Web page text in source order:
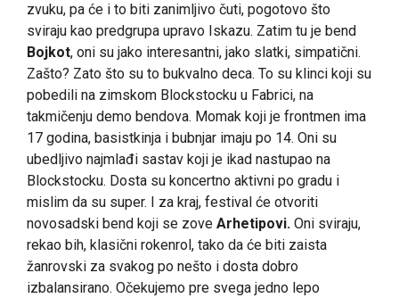
zvuku, pa će i to biti zanimljivo čuti, pogotovo što
sviraju kao predgrupa upravo Iskazu. Zatim tu je bend
Bojkot, oni su jako interesantni, jako slatki, simpatični.
Zašto? Zato što su to bukvalno deca. To su klinci koji su
pobedili na zimskom Blockstocku u Fabrici, na
takmičenju demo bendova. Momak koji je frontmen ima
17 godina, basistkinja i bubnjar imaju po 14. Oni su
ubedljivo najmlađi sastav koji je ikad nastupao na
Blockstocku. Dosta su koncertno aktivni po gradu i
mislim da su super. I za kraj, festival će otvoriti
novosadski bend koji se zove Arhetipovi. Oni sviraju,
rekao bih, klasični rokenrol, tako da će biti zaista
žanrovski za svakog po nešto i dosta dobro
izbalansirano. Očekujemo pre svega jedno lepo